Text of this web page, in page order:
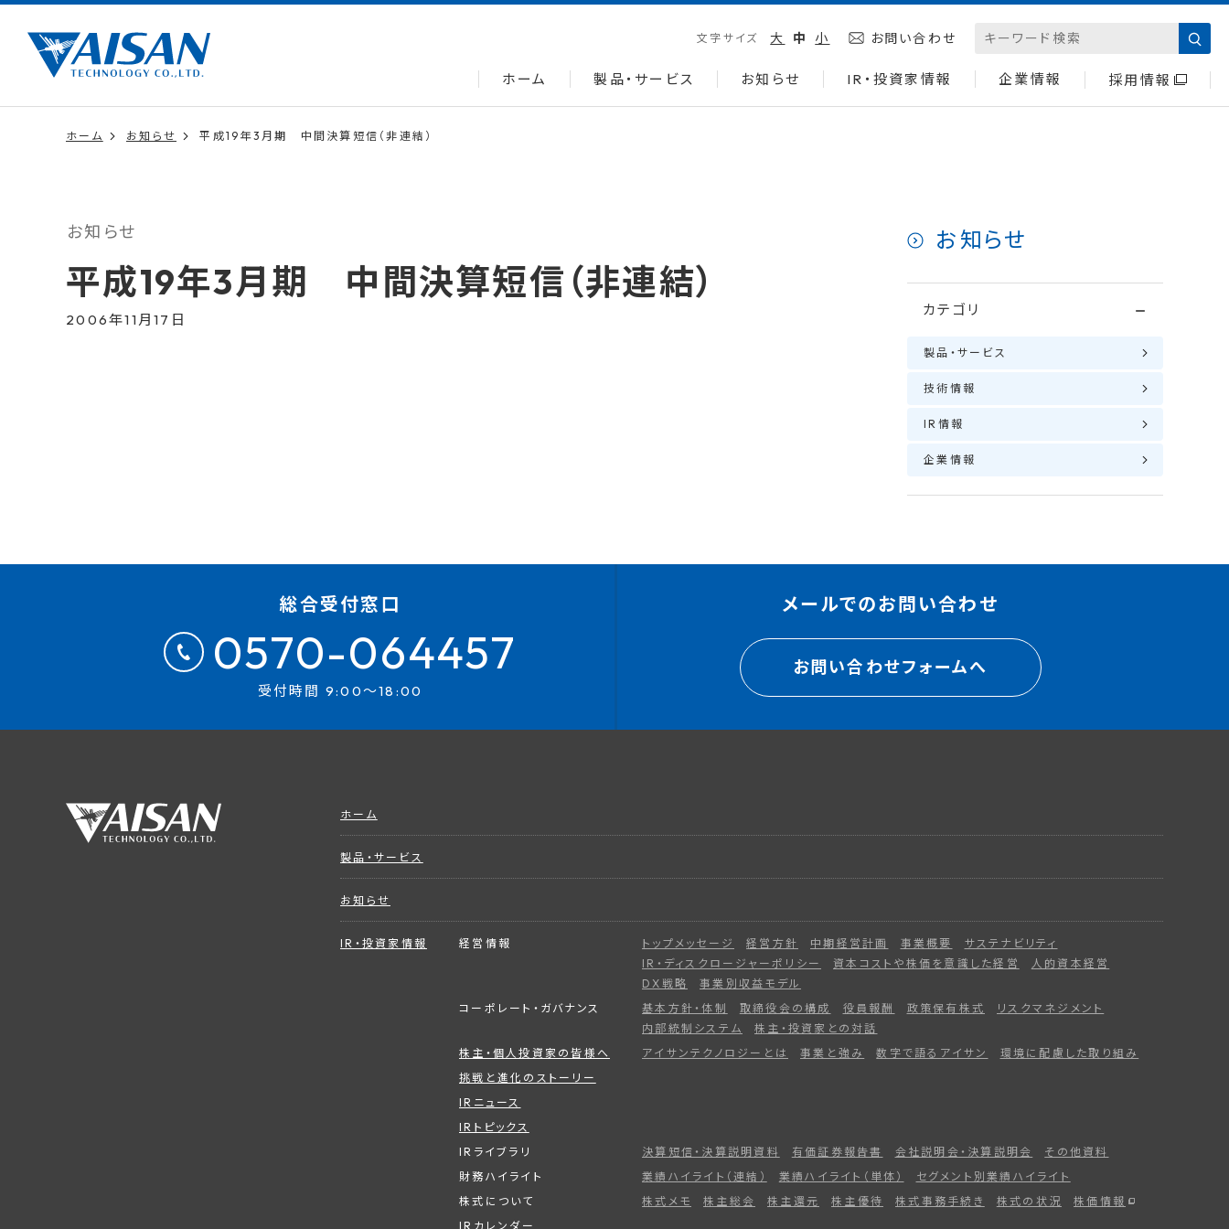
文字サイズ 大 中 小 お問い合わせ
ホーム 製品・サービス お知らせ IR・投資家情報 企業情報 採用情報
ホーム お知らせ 平成19年3月期 中間決算短信（非連結）
お知らせ
平成19年3月期 中間決算短信（非連結）
2006年11月17日
お知らせ
カテゴリ
製品・サービス
技術情報
IR情報
企業情報
総合受付窓口
0570-064457
受付時間 9:00～18:00
メールでのお問い合わせ
お問い合わせフォームへ
ホーム
製品・サービス
お知らせ
IR・投資家情報 経営情報 トップメッセージ 経営方針 中期経営計画 事業概要
サステナビリティ
IR・ディスクロージャーポリシー
資本コストや株価を意識した経営
人的資本経営
DX戦略
事業別収益モデル
コーポレート・ガバナンス
基本方針・体制 取締役会の構成 役員報酬 政策保有株式
リスクマネジメント
内部統制システム
株主・投資家との対話
株主・個人投資家の皆様へ
アイサンテクノロジーとは 事業と強み 数字で語るアイサン
環境に配慮した取り組み
挑戦と進化のストーリー
IRニュース
IRトピックス
IRライブラリ
決算短信・決算説明資料 有価証券報告書 会社説明会・決算説明会
その他資料
財務ハイライト
業績ハイライト（連結） 業績ハイライト（単体）
セグメント別業績ハイライト
株式について
株式メモ 株主総会 株主還元 株主優待 株式事務手続き 株式の状況
株価情報
IRカレンダー